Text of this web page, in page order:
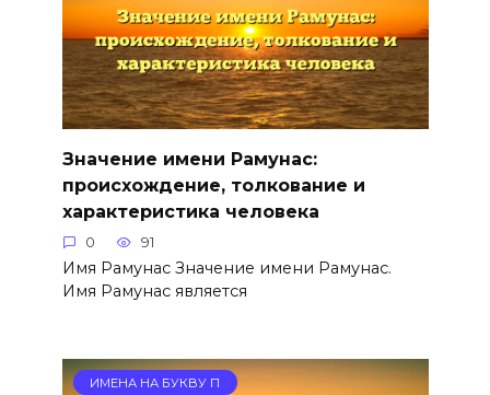
Значение имени Рамунас:
происхождение, толкование и
характеристика человека
0 91
Имя Рамунас Значение имени Рамунас.
Имя Рамунас является
ИМЕНА НА БУКВУ П